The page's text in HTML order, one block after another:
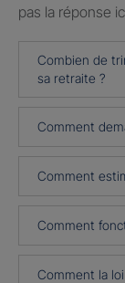
pas la réponse
Combien de
sa retraite ?
Comment
Comment
Comment
Comment la